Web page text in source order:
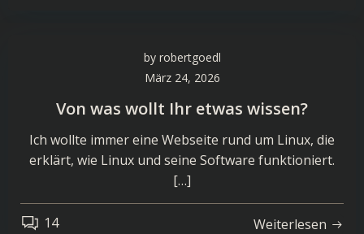
by robertgoedl
März 24, 2026
Von was wollt Ihr etwas wissen?
Ich wollte immer eine Webseite rund um Linux, die
erklärt, wie Linux und seine Software funktioniert.
[…]
14 Weiterlesen